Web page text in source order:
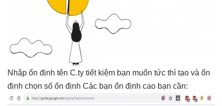
Nhập ổn định tên C.ty tiết kiệm bạn muốn tức thì tạo và ổn
định chọn số ổn định Các bạn ổn định cao bạn cần: